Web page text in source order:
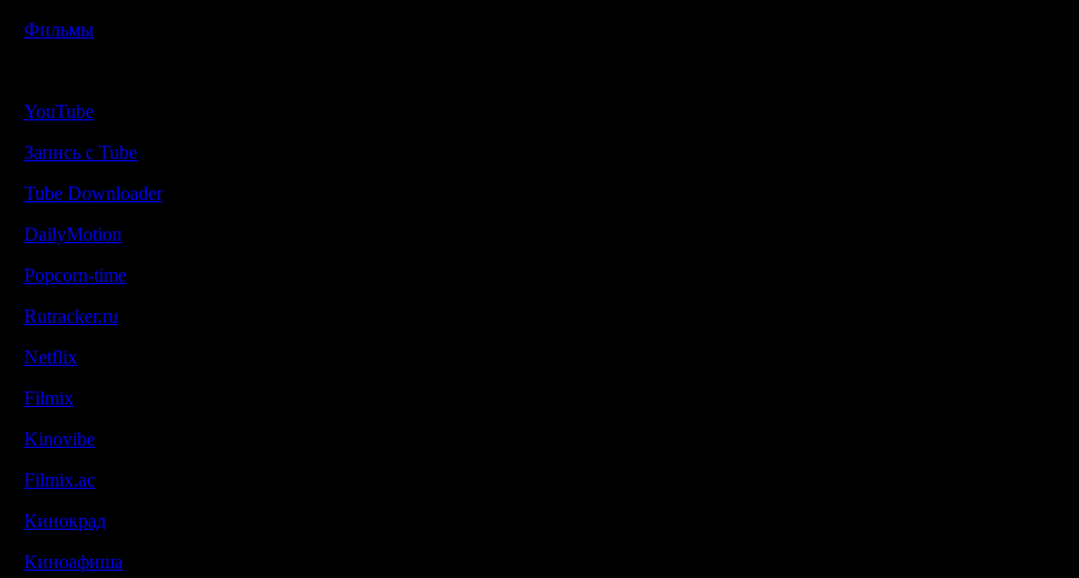
Фильмы
YouTube
Запись с Tube
Tube Downloader
DailyMotion
Popcorn-time
Rutracker.ru
Netflix
Filmix
Kinovibe
Filmix.ac
Кинокрад
Киноафиша